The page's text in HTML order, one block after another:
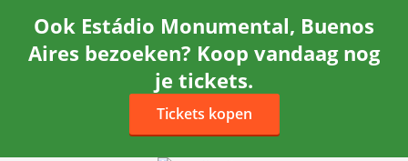
Ook Estádio Monumental, Buenos
Aires bezoeken? Koop vandaag nog
je tickets.
Tickets kopen